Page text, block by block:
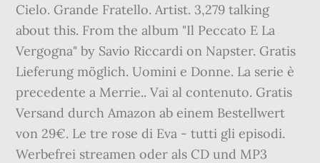
Cielo. Grande Fratello. Artist. 3,279 talking
about this. From the album "Il Peccato E La
Vergogna" by Savio Riccardi on Napster. Gratis
Lieferung möglich. Uomini e Donne. La serie è
precedente a Merrie.. Vai al contenuto. Gratis
Versand durch Amazon ab einem Bestellwert
von 29€. Le tre rose di Eva - tutti gli episodi.
Werbefrei streamen oder als CD und MP3